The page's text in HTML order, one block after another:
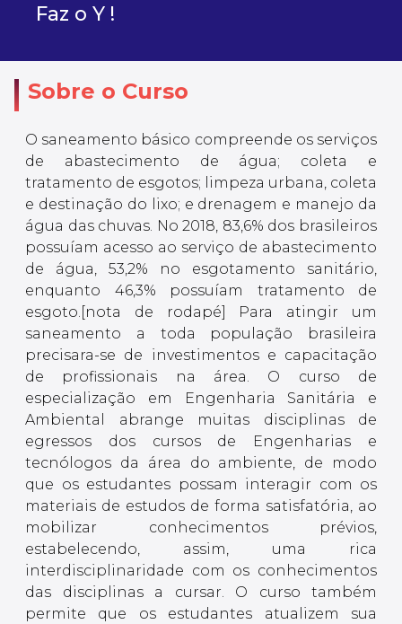
Faz o Y !
Sobre o Curso
O saneamento básico compreende os serviços
de abastecimento de água; coleta e
tratamento de esgotos; limpeza urbana, coleta
e destinação do lixo; e drenagem e manejo da
água das chuvas. No 2018, 83,6% dos brasileiros
possuíam acesso ao serviço de abastecimento
de água, 53,2% no esgotamento sanitário,
enquanto 46,3% possuíam tratamento de
esgoto.[nota de rodapé] Para atingir um
saneamento a toda população brasileira
precisara-se de investimentos e capacitação
de profissionais na área. O curso de
especialização em Engenharia Sanitária e
Ambiental abrange muitas disciplinas de
egressos dos cursos de Engenharias e
tecnólogos da área do ambiente, de modo
que os estudantes possam interagir com os
materiais de estudos de forma satisfatória, ao
mobilizar conhecimentos prévios,
estabelecendo, assim, uma rica
interdisciplinaridade com os conhecimentos
das disciplinas a cursar. O curso também
permite que os estudantes atualizem sua